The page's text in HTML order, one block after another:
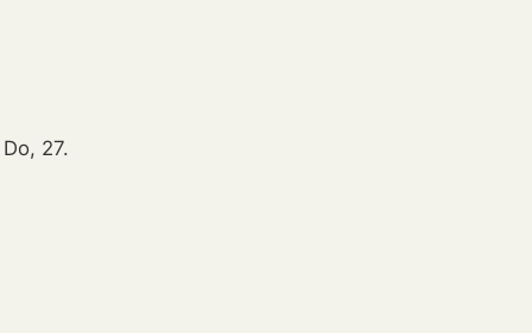
27.